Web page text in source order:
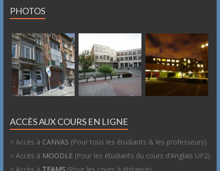
PHOTOS
ACCÈS AUX COURS EN LIGNE
> Accès à CANVAS (Pour tous les étudiants & les professeurs)
> Accès à MOODLE(Pour les étudiants du cours d’Anglais UF2)